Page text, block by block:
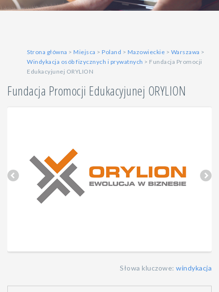
Strona główna > Miejsca > Poland > Mazowieckie > Warszawa >
Windykacja osób fizycznych i prywatnych > Fundacja Promocji
Edukacyjunej ORYLION
Fundacja Promocji Edukacyjunej ORYLION
Słowa kluczowe: windykacja